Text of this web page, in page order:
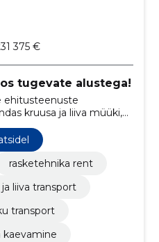
375 €
tugevate alustega!
ehitusteenuste
kruusa ja liiva müüki,
rasketehnika rent
liiva transport
transport
kaevamine